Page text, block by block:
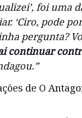
foi uma
‘Ciro, pode
pergunta?
continuar
de O